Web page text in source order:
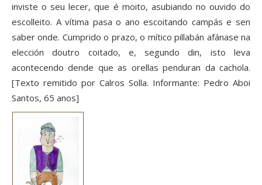
inviste o seu lecer, que é moito, asubiando no ouvido do
escolleito. A vítima pasa o ano escoitando campás e sen
saber onde. Cumprido o prazo, o mítico pillabán afánase na
elección doutro coitado, e, segundo din, isto leva
acontecendo dende que as orellas penduran da cachola.
[Texto remitido por Calros Solla. Informante: Pedro Aboi
Santos, 65 anos]